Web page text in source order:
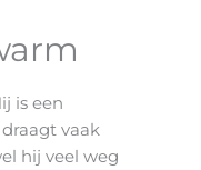
is een
vaak
hij veel weg